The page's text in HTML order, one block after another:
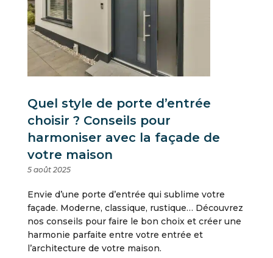
Quel style de porte d’entrée
choisir ? Conseils pour
harmoniser avec la façade de
votre maison
5 août 2025
Envie d’une porte d’entrée qui sublime votre
façade. Moderne, classique, rustique… Découvrez
nos conseils pour faire le bon choix et créer une
harmonie parfaite entre votre entrée et
l’architecture de votre maison.